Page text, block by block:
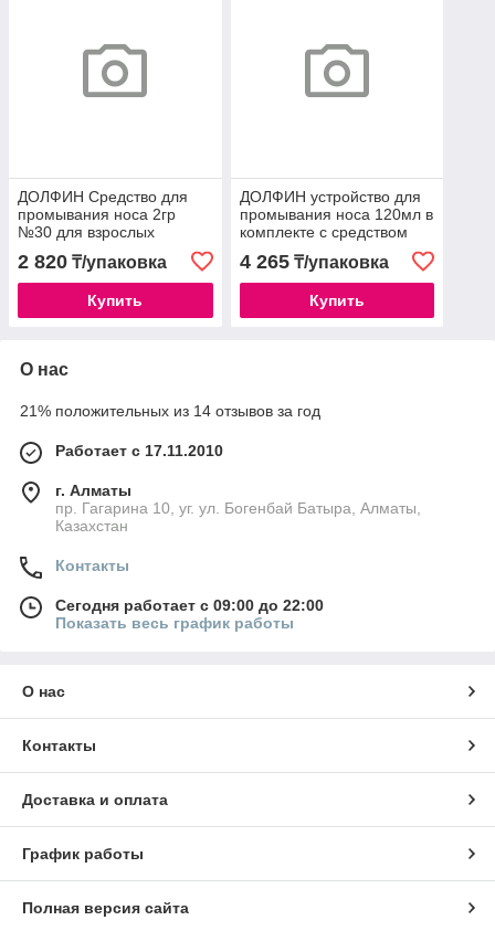
ДОЛФИН Средство для
промывания носа 2гр
№30 для взрослых
2 820 ₸/упаковка
Купить
ДОЛФИН устройство для
промывания носа 120мл в
комплекте с средством
4 265₸/упаковка
Купить
О нас
21% положительных из 14 отзывов за год
Работает с 17.11.2010
г. Алматы
пр. Гагарина 10, уг. ул. Богенбай Батыра, Алматы,
Казахстан
Контакты
Сегодня работает с 09:00 до 22:00
Показать весь график работы
О нас
Контакты
Доставка и оплата
График работы
Полная версия сайта